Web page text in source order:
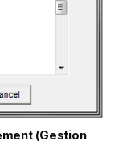
(Gestion